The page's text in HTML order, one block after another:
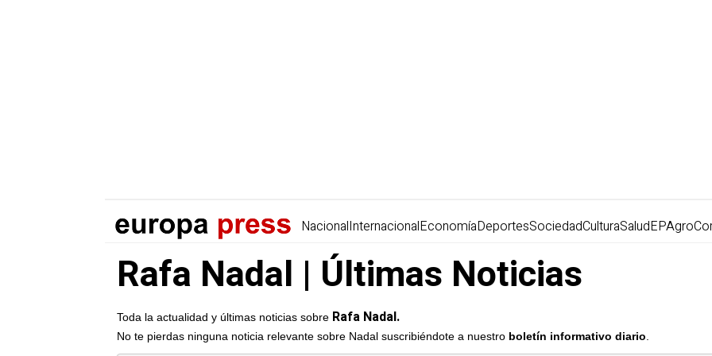
NacionalInternacionalEconomíaDeportesSociedadCulturaSaludEPAgro
Rafa Nadal | Últimas Noticias
Toda la actualidad y últimas noticias sobre Rafa Nadal.
No te pierdas ninguna noticia relevante sobre Nadal suscribiéndote a nuestro boletín informativo diario